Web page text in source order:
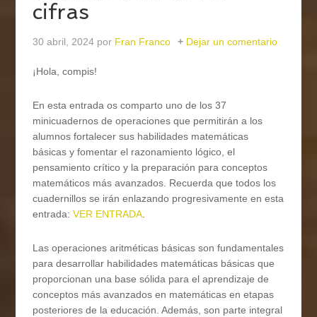
cifras
30 abril, 2024 por Fran Franco Dejar un comentario
¡Hola, compis!
En esta entrada os comparto uno de los 37
minicuadernos de operaciones que permitirán a los
alumnos fortalecer sus habilidades matemáticas
básicas y fomentar el razonamiento lógico, el
pensamiento crítico y la preparación para conceptos
matemáticos más avanzados. Recuerda que todos los
cuadernillos se irán enlazando progresivamente en esta
entrada:VER ENTRADA.
Las operaciones aritméticas básicas son fundamentales
para desarrollar habilidades matemáticas básicas que
proporcionan una base sólida para el aprendizaje de
conceptos más avanzados en matemáticas en etapas
posteriores de la educación. Además, son parte integral